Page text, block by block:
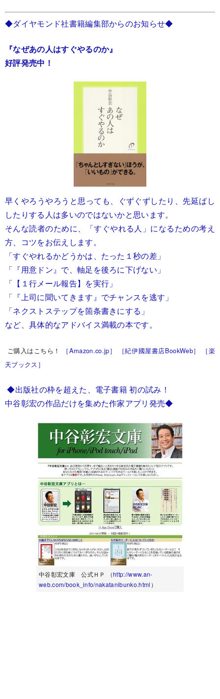
◆ダイヤモンド社書籍編集部からのお知らせ◆
『なぜあの人はすぐやるのか』
好評発売中！
早くやろうやろうと思っても、ぐずぐずしたり、先延ばし
したりする人は多いのではないかと思います。
そんな読者のために、「すぐやれる人」になるための考え
方、コツをお伝えします。
「すぐやれるかどうかは、たった１秒の差」
「『用意ドン』で、軸足を後ろに下げない」
「【１行メール報告】を実行」
「『上司に聞いてきます』でチャンスを逃す」
「ネクストステップを箇条書きにする」
など、具体的なアドバイス満載の本です。
ご購入はこちら！ ［Amazon.co.jp］ ［紀伊國屋書店BookWeb］
［楽
天ブックス］
◆出版社の枠を超えた、電子書籍 初の試み！
中谷彰宏の作品だけを集めた作家アプリ発売◆
中谷彰宏文庫 公式ＨＰ （http://www.an-
web.com/book_info/nakatanibunko.html ）